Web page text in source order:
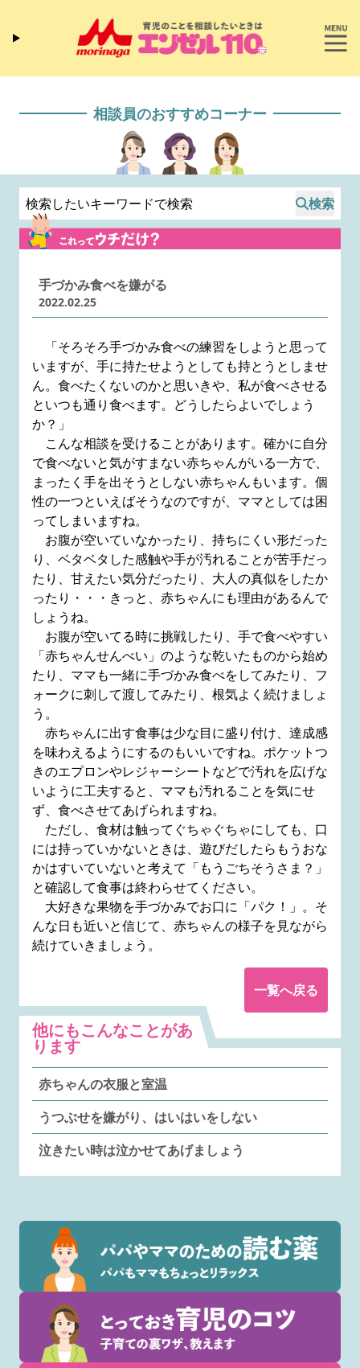
相談員のおすすめコーナー
検索
手づかみ食べを嫌がる
2022.02.25
「そろそろ手づかみ食べの練習をしようと思って
いますが、手に持たせようとしても持とうとしませ
ん。食べたくないのかと思いきや、私が食べさせる
といつも通り食べます。どうしたらよいでしょう
か？」
こんな相談を受けることがあります。確かに自分
で食べないと気がすまない赤ちゃんがいる一方で、
まったく手を出そうとしない赤ちゃんもいます。個
性の一つといえばそうなのですが、ママとしては困
ってしまいますね。
お腹が空いていなかったり、持ちにくい形だった
り、ベタベタした感触や手が汚れることが苦手だっ
たり、甘えたい気分だったり、大人の真似をしたか
ったり・・・きっと、赤ちゃんにも理由があるんで
しょうね。
お腹が空いてる時に挑戦したり、手で食べやすい
「赤ちゃんせんべい」のような乾いたものから始め
たり、ママも一緒に手づかみ食べをしてみたり、フ
ォークに刺して渡してみたり、根気よく続けましょ
う。
赤ちゃんに出す食事は少な目に盛り付け、達成感
を味わえるようにするのもいいですね。ポケットつ
きのエプロンやレジャーシートなどで汚れを広げな
いように工夫すると、ママも汚れることを気にせ
ず、食べさせてあげられますね。
ただし、食材は触ってぐちゃぐちゃにしても、口
には持っていかないときは、遊びだしたらもうおな
かはすいていないと考えて「もうごちそうさま？」
と確認して食事は終わらせてください。
大好きな果物を手づかみでお口に「パク！」。そ
んな日も近いと信じて、赤ちゃんの様子を見ながら
続けていきましょう。
一覧へ戻る
他にもこんなことがあ
ります
赤ちゃんの衣服と室温
うつぶせを嫌がり、はいはいをしない
泣きたい時は泣かせてあげましょう